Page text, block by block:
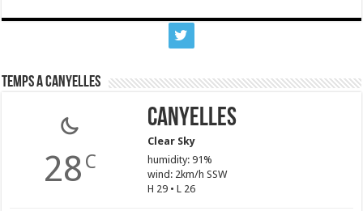
Temps a Canyelles
28 C
Canyelles
Clear Sky
humidity: 91%
wind: 2km/h SSW
H 29 • L 26